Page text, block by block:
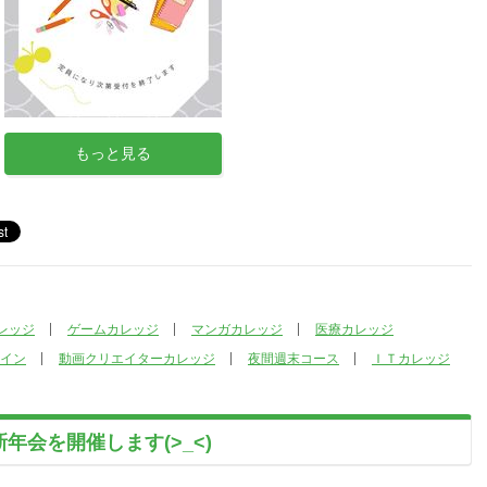
もっと見る
ッジ ゲームカレッジ マンガカレッジ
医療カレッジ
ン
動画クリエイターカレッジ 夜間週末コース ＩＴカレッジ
会を開催します(>_<)